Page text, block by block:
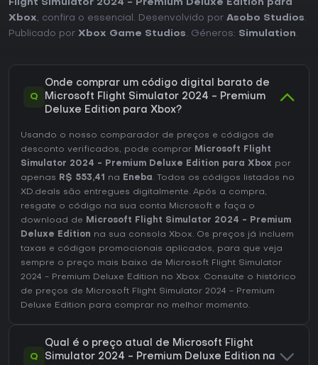
Flight Simulator 2024 - Premium Deluxe Edition para
Xbox, confira o essencial. Desenvolvido por Asobo Studios.
Publicado por Xbox Game Studios. Géneros: Simulation.
Q
Onde comprar um código digital barato de
Microsoft Flight Simulator 2024 - Premium
Deluxe Edition para Xbox?
Usando o nosso comparador de preços e códigos de
desconto verificados, pode comprar Microsoft Flight
Simulator 2024 - Premium Deluxe Edition para Xbox por
apenas R$ 553,41 na Eneba . Todos os códigos listados no
XD.deals são entregues digitalmente. Após a compra,
resgate o código na sua conta Microsoft e faça o
download de
Microsoft Flight Simulator 2024 - Premium
Deluxe Edition na sua consola Xbox. Os preços já incluem
taxas e códigos promocionais aplicados, para que veja
sempre o preço mais baixo de Microsoft Flight Simulator
2024 - Premium Deluxe Edition no Xbox. Consulte o histórico
de preços de Microsoft Flight Simulator 2024 - Premium
Deluxe Edition para comprar no melhor momento.
Q
Qual é o preço atual de Microsoft Flight
Simulator 2024 - Premium Deluxe Edition na